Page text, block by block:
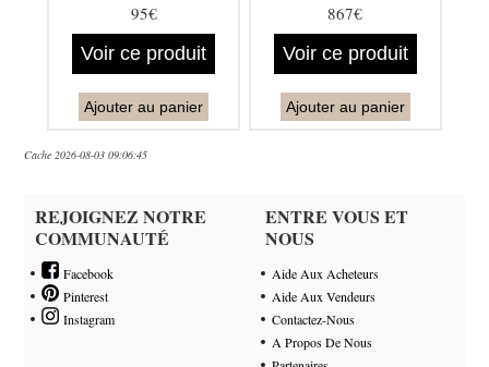
95€
Voir ce produit
Ajouter au panier
867€
Voir ce produit
Ajouter au panier
Cache 2026-08-03 09:06:45
REJOIGNEZ NOTRE
COMMUNAUTÉ
Facebook
Pinterest
Instagram
ENTRE VOUS ET
NOUS
Aide Aux Acheteurs
Aide Aux Vendeurs
Contactez-Nous
A Propos De Nous